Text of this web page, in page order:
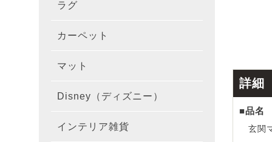
colne
レース
防炎カ
カーテ
花・植
ラグ
防音ラ
防ダニ
ラグの
ラグの
カーペット
タイル
カーペ
カーペ
マット 玄関マ
約
約
約
キッチ
約
約
マット
洗える
Disney（ディズニー） オーダ
カーテ
インテリア雑貨 クッシ
詳細
■品名
玄関